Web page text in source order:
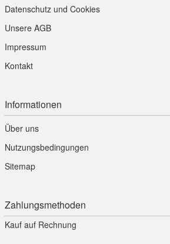
Datenschutz und Cookies
Unsere AGB
Impressum
Kontakt
Informationen
Über uns
Nutzungsbedingungen
Sitemap
Zahlungsmethoden
Kauf auf Rechnung